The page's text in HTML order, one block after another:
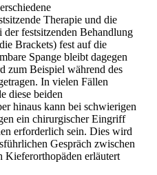
Therapie und die
der festsitzenden Behandlung
Brackets) fest auf die
Spange bleibt dagegen
zum Beispiel während des
In vielen Fällen
diese beiden
hinaus kann bei schwierigen
ein chirurgischer Eingriff
erforderlich sein. Dies wird
Gespräch zwischen
Kieferorthopäden erläutert